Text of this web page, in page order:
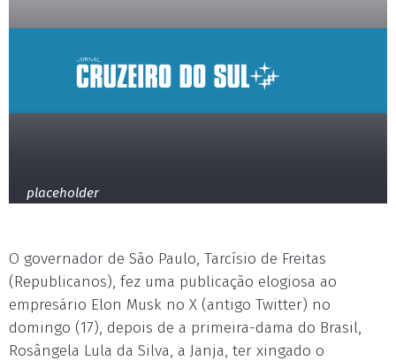
placeholder
O governador de São Paulo, Tarcísio de Freitas
(Republicanos), fez uma publicação elogiosa ao
empresário Elon Musk no X (antigo Twitter) no
domingo (17), depois de a primeira-dama do Brasil,
Rosângela Lula da Silva, a Janja, ter xingado o